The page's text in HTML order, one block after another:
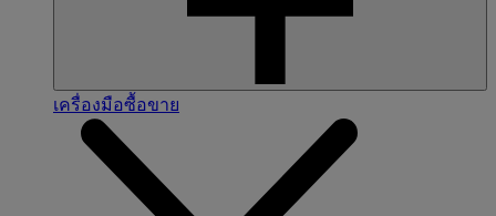
เครื่องมือซื้อขาย